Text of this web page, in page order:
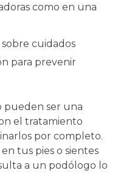
como en una
cuidados
para prevenir
pueden ser una
el tratamiento
por completo.
tus pies o sientes
a un podólogo lo